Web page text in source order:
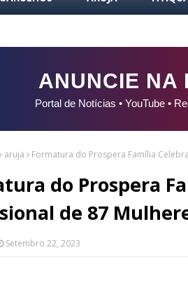
ANUNCIE NA
Portal de Notícias • YouTube •
aruja Formatura do Prospera Família
do Prospera
de 87
Setembro 22, 2023